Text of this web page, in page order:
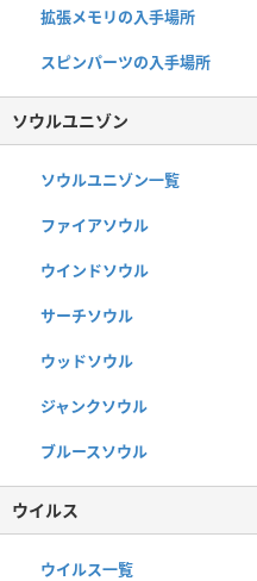
拡張メモリの入手場所
スピンパーツの入手場所
ソウルユニゾン
ソウルユニゾン一覧
ファイアソウル
ウインドソウル
サーチソウル
ウッドソウル
ジャンクソウル
ブルースソウル
ウイルス
ウイルス一覧